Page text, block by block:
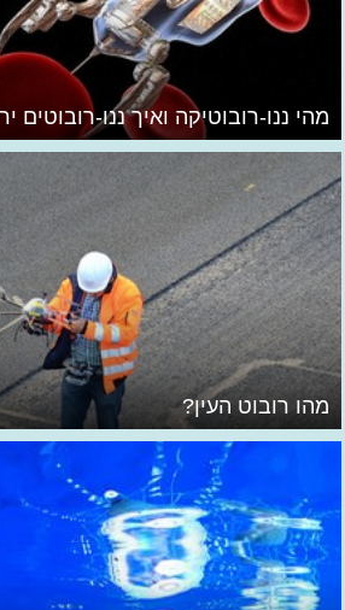
מהי ננו-רובוטיקה ואיך ננו-רובוטים
מהו רובוט העין?